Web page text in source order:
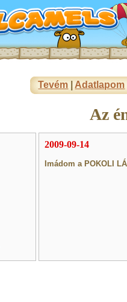
Tevém Adatlapom
Az
2009-09-14
Imádom a POKOLI